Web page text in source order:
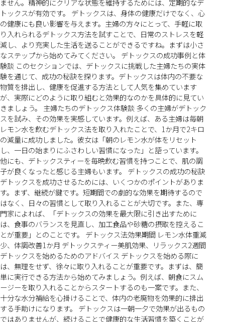
ません。精神的にクリアな状態を維持するためには、定期的なデ
トックスが有効です。 デトックスは、身体の健康だけでなく、心
の健康にも良い影響を与えます。主婦の方々にとって、手軽に取
り入れられるデトックス方法を試すことで、日常のストレスを軽
減し、より充実した生活を送ることができるですね。まずは小さ
なステップから始めてみてください。 デトックスの成功事例と体
験談 このセクションでは、デトックスに挑戦した主婦たちの実体
験を通じて、成功の秘訣を探ります。デトックスは体内の不要な
物質を排出し、健康を促進する方法として人気を集めています
が、実際にどのように取り組むと効果的なのかを具体的に見てい
きましょう。 主婦たちのデトックス体験談 多くの主婦がデトック
スを試み、その効果を実感しています。例えば、ある主婦は毎朝
レモン水を飲むデトックス法を取り入れたことで、1か月で2キロ
の減量に成功しました。彼女は「朝のレモン水が体をリセット
し、一日の始まりにふさわしい習慣になった」と語っています。
他にも、デトックスティーを毎晩飲む習慣を持つことで、肌の調
子が良くなったと感じる主婦もいます。 デトックスの成功の秘訣
デトックスを成功させるためには、いくつかのポイントがありま
す。まず、継続が鍵です。短期間での劇的な効果を期待するので
はなく、日々の習慣として取り入れることが大切です。また、専
門家によれば、「デトックスの効果を最大限に引き出すために
は、食事のバランスを見直し、加工食品や砂糖の摂取を控えるこ
とが重要」とのことです。 デトックス法効果期間 レモン水体重減
少、体調改善1か月 デトックスティー美肌効果、リラックス2週間
デトックスを始めるためのアドバイス デトックスを始める際に
は、無理をせず、徐々に取り入れることが重要です。まずは、簡
単に実行できる方法から始めてみましょう。例えば、朝食にスム
ージーを取り入れることからスタートするのも一案です。また、
十分な水分補給を心掛けることで、体内の老廃物を効果的に排出
する手助けになります。 デトックスは一朝一夕で効果が出るもの
ではありませんが、続けることで健康的な生活習慣を築くことが